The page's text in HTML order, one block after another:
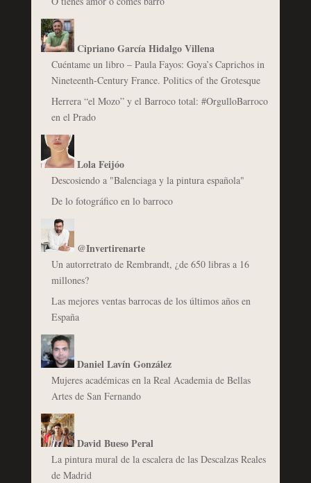
Cipriano García Hidalgo Villena
Cuéntame un libro – Paula Fayos: Goya’s Caprichos in
Nineteenth-Century France. Politics of the Grotesque
Herrera “el Mozo” y el Barroco total: #OrgulloBarroco
en el Prado
Lola Feijóo
Descosiendo a "Balenciaga y la pintura española"
De lo fotográfico en lo barroco
@Invertirenarte
Un autorretrato de Rembrandt, ¿de 650 libras a 16
millones?
Las mejores ventas barrocas de los últimos años en
España
Daniel Lavín González
Mujeres académicas en la Real Academia de Bellas
Artes de San Fernando
David Bueso Peral
La pintura mural de la escalera de las Descalzas Reales
de Madrid